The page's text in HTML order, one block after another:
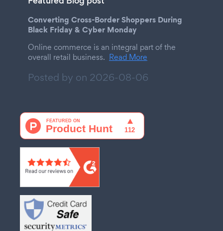
Converting Cross-Border Shoppers During
Black Friday & Cyber Monday
Online commerce is an integral part of the
overall retail business. Read More
Posted by on 2026-08-06